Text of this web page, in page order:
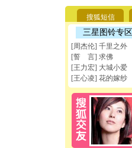
搜狐短信
三星图铃专区
[周杰伦] 千里之外
[誓 言] 求佛
[王力宏] 大城小爱
[王心凌] 花的嫁纱